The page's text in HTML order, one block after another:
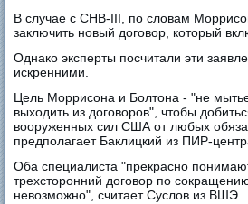
В случае с СНВ-III, по словам
заключить новый договор, который
Однако эксперты посчитали эти
искренними.
Цель Моррисона и Болтона - "не
выходить из договоров", чтобы
вооруженных сил США от любых
предполагает Баклицкий из ПИР-
Оба специалиста "прекрасно
трехсторонний договор по
невозможно", считает Суслов из ВШЭ.